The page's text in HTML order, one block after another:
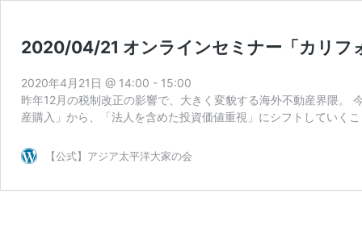
2020/04/21 オンラインセミナー「カリフ
2020年4月21日 @ 14:00 - 15:00
昨年12月の税制改正の影響で、大きく変貌する海外不動産界隈。
産購入」から、「法人を含めた投資価値重視」にシフトしていく
【公式】アジア太平洋大家の会